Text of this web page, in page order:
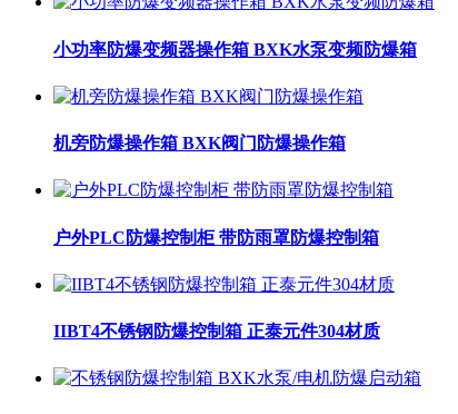
小功率防爆变频器操作箱 BXK水泵变频防爆箱
机旁防爆操作箱 BXK阀门防爆操作箱
户外PLC防爆控制柜 带防雨罩防爆控制箱
IIBT4不锈钢防爆控制箱 正泰元件304材质